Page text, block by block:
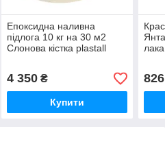
Епоксидна наливна
підлога 10 кг на 30 м2
Слонова кістка plastall
4 350₴
Купити
826